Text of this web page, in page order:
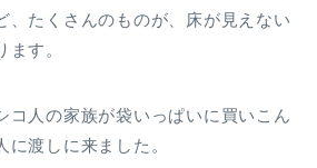
、たくさんのものが、床が見えない
す。
コ人の家族が袋いっぱいに買いこん
渡しに来ました。